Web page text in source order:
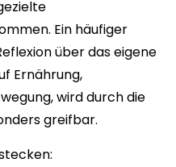
Ein häufiger
über das eigene
Ernährung,
wird durch die
greifbar.